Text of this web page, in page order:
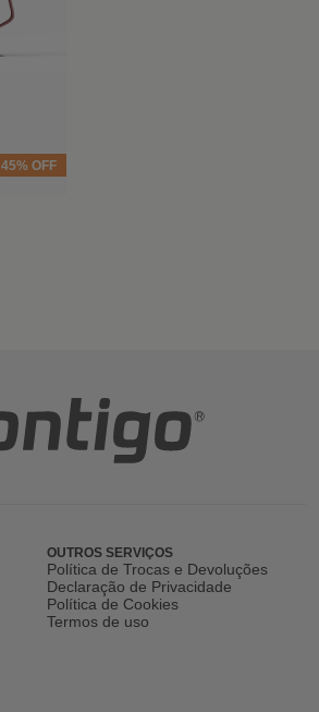
45% OFF
OUTROS SERVIÇOS
Política de Trocas e Devoluções
Declaração de Privacidade
Política de Cookies
Termos de uso